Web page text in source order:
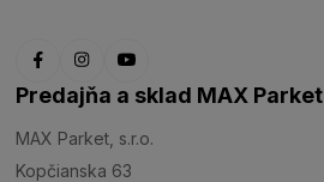
Predajňa a sklad MAX Parket
MAX Parket, s.r.o.
Kopčianska 63